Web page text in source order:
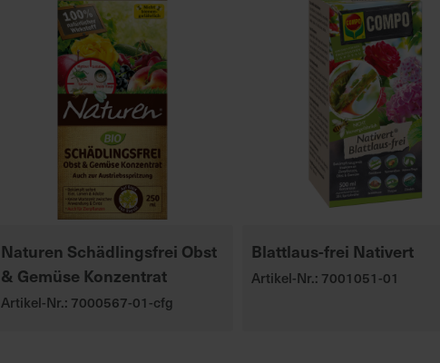
Naturen Schädlingsfrei Obst
& Gemüse Konzentrat
Artikel-Nr.: 7000567-01-cfg
Blattlaus-frei Nativert
Artikel-Nr.: 7001051-01